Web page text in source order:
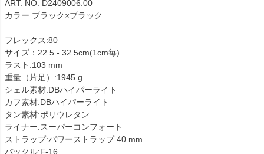
ART. NO. D2409006.00
カラー ブラック×ブラック
フレックス:80
サイズ：22.5 - 32.5cm(1cm毎)
ラスト:103 mm
重量（片足）:1945 g
シェル素材:DBハイパーライト
カフ素材:DBハイパーライト
タン素材:ポリウレタン
ライナー:スーパーコンフォート
ストラップ:パワーストラップ 40 mm
バックル:F-16